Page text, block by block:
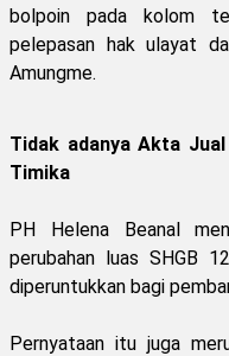
bolpoin pada kolom
pelepasan hak ulayat
Amungme.
Tidak adanya Akta
Timika
PH Helena Beanal
perubahan luas SHGB
diperuntukkan bagi
Pernyataan itu juga